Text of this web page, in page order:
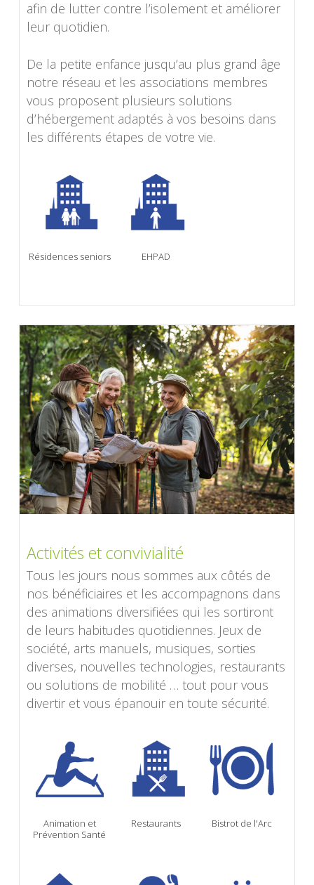
afin de lutter contre l’isolement et améliorer
leur quotidien.
De la petite enfance jusqu’au plus grand âge
notre réseau et les associations membres
vous proposent plusieurs solutions
d’hébergement adaptés à vos besoins dans
les différents étapes de votre vie.
Résidences seniors EHPAD
Activités et convivialité
Tous les jours nous sommes aux côtés de
nos bénéficiaires et les accompagnons dans
des animations diversifiées qui les sortiront
de leurs habitudes quotidiennes. Jeux de
société, arts manuels, musiques, sorties
diverses, nouvelles technologies, restaurants
ou solutions de mobilité … tout pour vous
divertir et vous épanouir en toute sécurité.
Animation et
Prévention Santé
Restaurants Bistrot de l'Arc